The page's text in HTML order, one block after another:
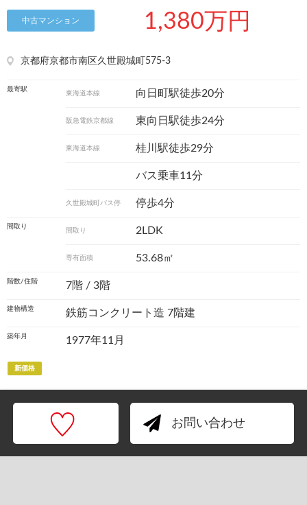
中古マンション 1,380万円
京都府京都市南区久世殿城町575-3
最寄駅
東海道本線 向日町駅徒歩20分
阪急電鉄京都線 東向日駅徒歩24分
東海道本線 桂川駅徒歩29分
バス乗車11分
久世殿城町バス停 停歩4分
間取り
間取り 2LDK
専有面積 53.68㎡
階数/住階 7階 / 3階
建物構造 鉄筋コンクリート造 7階建
築年月 1977年11月
新価格
お問い合わせ